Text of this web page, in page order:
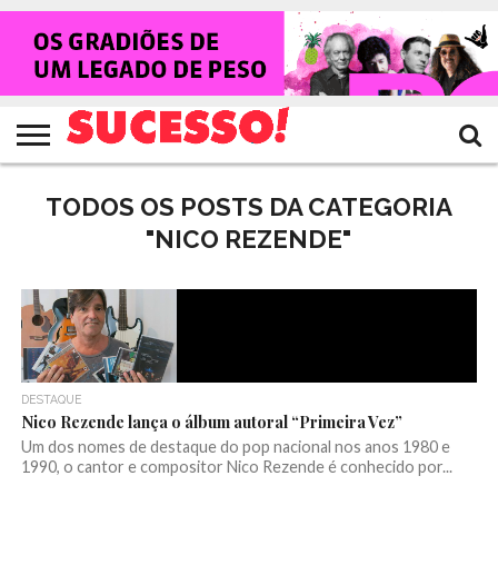
HOME
NOTÍCIAS
SHOWS
ENTREVISTAS
CLIQUES
RANKING
CROWLEY
TV
SUCESSO!
REVISTA
SUCESSO!
TODOS OS POSTS DA CATEGORIA
"NICO REZENDE"
DESTAQUE
Nico Rezende lança o álbum autoral “Primeira Vez”
Um dos nomes de destaque do pop nacional nos anos 1980 e
1990, o cantor e compositor Nico Rezende é conhecido por...